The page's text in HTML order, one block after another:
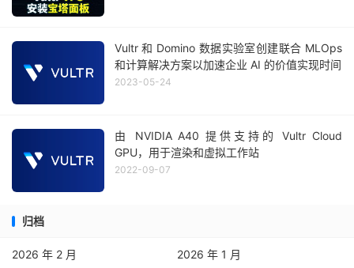
Vultr 和 Domino 数据实验室创建联合 MLOps
和计算解决方案以加速企业 AI 的价值实现时间
2023-05-24
由 NVIDIA A40 提供支持的 Vultr Cloud
GPU，用于渲染和虚拟工作站
2022-09-07
归档
2026 年 2 月
2026 年 1 月